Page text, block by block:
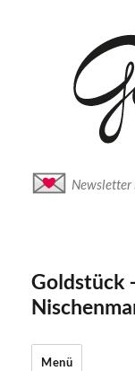
Newsletter
Goldstück
Menü